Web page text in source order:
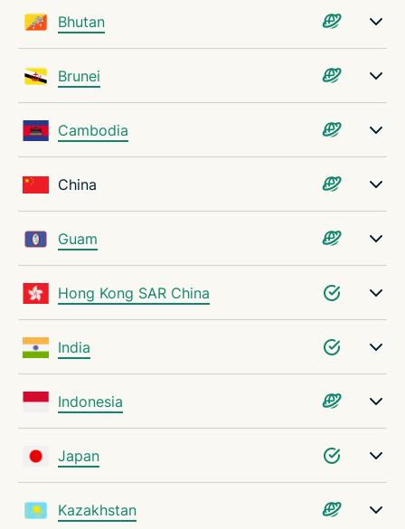
Bhutan
Brunei
Cambodia
China
Guam
Hong Kong SAR China
India
Indonesia
Japan
Kazakhstan